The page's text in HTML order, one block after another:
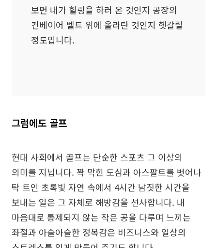
보면 내가 힐링을 하러 온 것인지 공장의
컨베이어 벨트 위에 올라탄 것인지 헷갈릴
정도입니다.
그럼에도 골프
현대 사회에서 골프는 단순한 스포츠 그 이상의
의미를 지닙니다. 꽉 막힌 도심과 아스팔트를 벗어나
탁 트인 초록빛 자연 속에서 4시간 남짓한 시간을
보내는 일은 그 자체로 해방감을 선사합니다. 내
마음대로 통제되지 않는 작은 공을 다루며 느끼는
좌절과 아슬아슬한 정복감은 비즈니스와 일상의